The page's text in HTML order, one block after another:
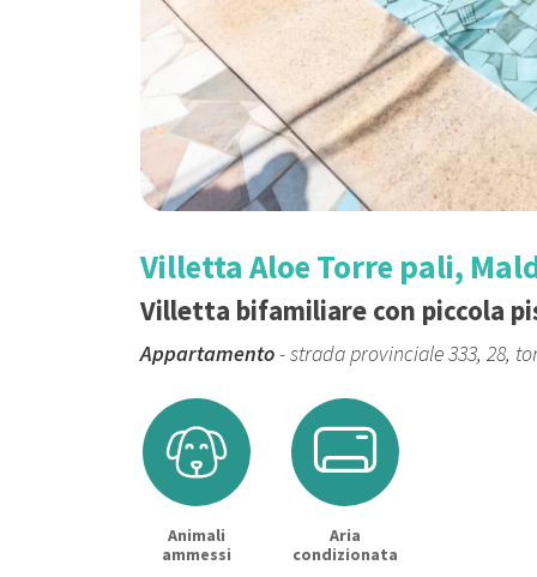
Villetta Aloe Torre pali,
Villetta bifamiliare con piccola
Appartamento- strada provinciale 333, 28,
Animali
ammessi
Aria
condizionata